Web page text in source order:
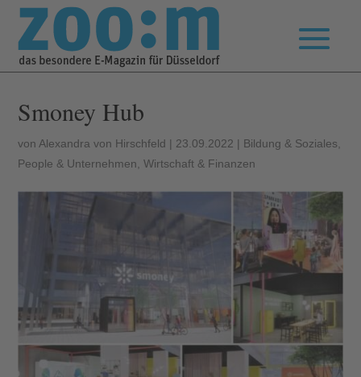
Smoney Hub
von Alexandra von Hirschfeld | 23.09.2022 | Bildung & Soziales
People & Unternehmen ,Wirtschaft & Finanzen